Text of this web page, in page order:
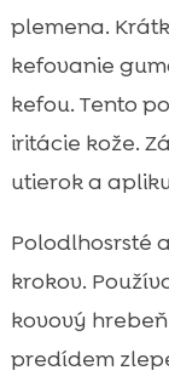
plemena.
kefovanie
kefou. Tento
iritácie kože.
utierok a
Polodlhosrsté
krokov.
kovový
predídem